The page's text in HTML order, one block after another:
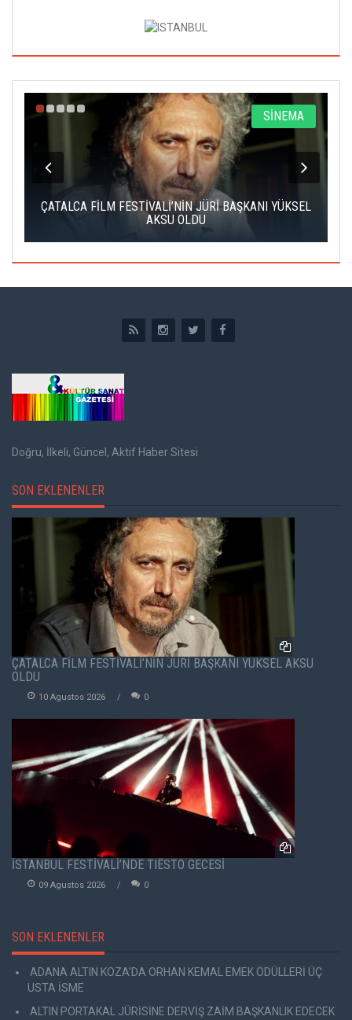
SİNEMA
ÇATALCA FİLM FESTİVALİ’NİN JÜRİ BAŞKANI YÜKSEL
AKSU OLDU
Doğru, İlkeli, Güncel, Aktif Haber Sitesi
SON EKLENENLER
ÇATALCA FİLM FESTİVALİ’NİN JÜRİ BAŞKANI YÜKSEL AKSU
OLDU
10 Agustos 2026 0
İSTANBUL FESTİVALİ’NDE TIËSTO GECESİ
09 Agustos 2026 0
SON EKLENENLER
ADANA ALTIN KOZA'DA ORHAN KEMAL EMEK ÖDÜLLERİ ÜÇ
USTA İSME
ALTIN PORTAKAL JÜRİSİNE DERVİŞ ZAİM BAŞKANLIK EDECEK